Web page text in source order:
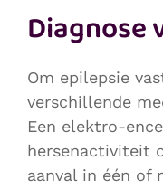
Diagnose
Om epilepsie
verschillende
Een elektro-
hersenactiviteit
aanval in één of